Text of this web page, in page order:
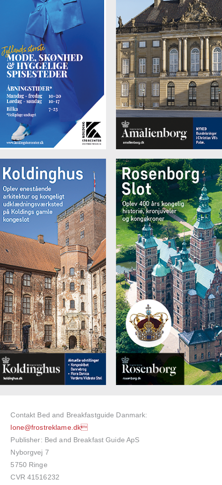
Contakt Bed and Breakfastguide Danmark:
lone@frostreklame.dk
Publisher: Bed and Breakfast Guide ApS
Nyborgvej 7
5750 Ringe
CVR 41516232